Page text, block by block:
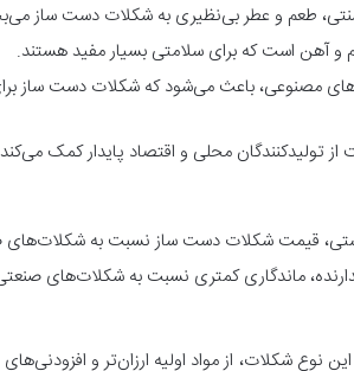
سنتی، طعم و عطر بی‌نظیری به شکلات دست‌ ساز
و آهن است که برای سلامتی بسیار مفید هستند.
مصنوعی، باعث می‌شود که شکلات دست‌ ساز
تولیدکنندگان محلی و اقتصاد پایدار کمک
دستی، قیمت شکلات دست‌ ساز نسبت به شکلات‌های
ماندگاری کمتری نسبت به شکلات‌های
شکلات، از مواد اولیه ارزان‌تر و